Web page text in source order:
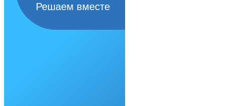
Решаем вместе